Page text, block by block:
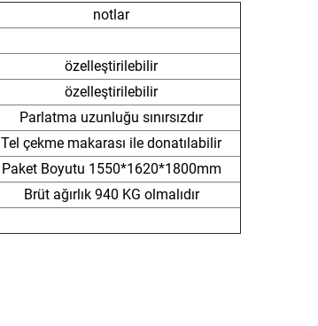
notlar
özelleştirilebilir
özelleştirilebilir
Parlatma uzunluğu sınırsızdır
Tel çekme makarası ile donatılabilir
Paket Boyutu 1550*1620*1800mm
Brüt ağırlık 940 KG olmalıdır